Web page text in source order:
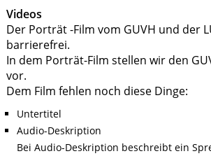
Videos
Der Porträt -Film vom GUVH und der
barrierefrei.
In dem Porträt-Film stellen wir den
vor.
Dem Film fehlen noch diese Dinge:
Untertitel
Audio-Deskription
Bei Audio-Deskription beschreibt ein